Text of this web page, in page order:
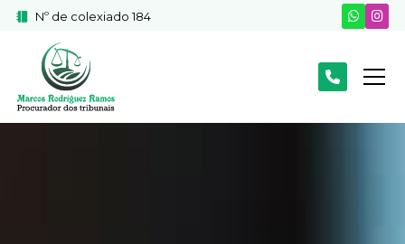
Nº de colexiado 184